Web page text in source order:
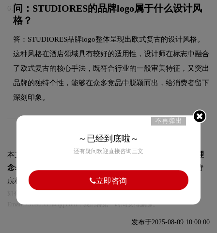
6. 问：STUDIORES的品牌logo属于什么设计风
格？
答：STUDIORES品牌logo整体呈现出欧式复古的设计风格。
这种风格在酒店领域具有较好的适用性，设计师在标志中融合
了欧式复古的核心手法，既符合行业的一般审美特征，又突出
品牌的独特个性，能够在众多竞品中脱颖而出，给消费者留下
深刻印象。
本文标题和链接
STUDIORES标志设计含义及酒店品牌设计理
念:
转载时请注明出处为诗
宸标志设计及本链接!
Email:75696531@qq.com，我们将第一时间安排删除。
发布于2025-08-09 10:00:00
不再弹出
～已经到底啦～
还有疑问欢迎直接咨询三文
立即咨询